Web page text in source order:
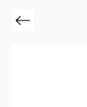
Previous